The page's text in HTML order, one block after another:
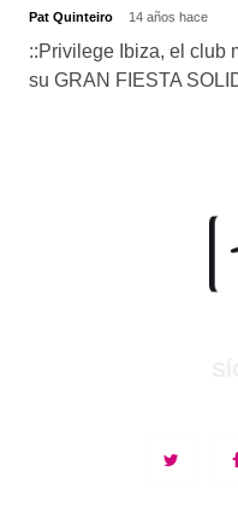
Pat Quinteiro 14 años hace
::Privilege Ibiza, el club
su GRAN FIESTA